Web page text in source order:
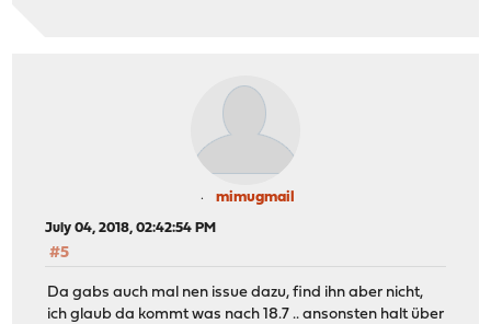
mimugmail
July 04, 2018, 02:42:54 PM
#5
Da gabs auch mal nen issue dazu, find ihn aber nicht,
ich glaub da kommt was nach 18.7 .. ansonsten halt über